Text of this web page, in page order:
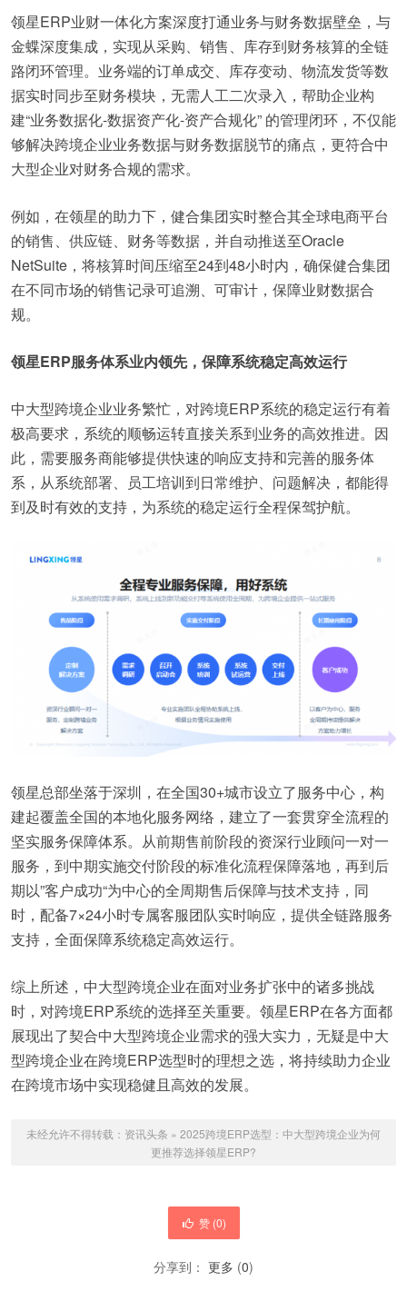
领星ERP业财一体化方案深度打通业务与财务数据壁垒，与
金蝶深度集成，实现从采购、销售、库存到财务核算的全链
路闭环管理。业务端的订单成交、库存变动、物流发货等数
据实时同步至财务模块，无需人工二次录入，帮助企业构
建“业务数据化-数据资产化-资产合规化” 的管理闭环，不仅能
够解决跨境企业业务数据与财务数据脱节的痛点，更符合中
大型企业对财务合规的需求。
例如，在领星的助力下，健合集团实时整合其全球电商平台
的销售、供应链、财务等数据，并自动推送至Oracle
NetSuite，将核算时间压缩至24到48小时内，确保健合集团
在不同市场的销售记录可追溯、可审计，保障业财数据合
规。
领星ERP服务体系业内领先，保障系统稳定高效运行
中大型跨境企业业务繁忙，对跨境ERP系统的稳定运行有着
极高要求，系统的顺畅运转直接关系到业务的高效推进。因
此，需要服务商能够提供快速的响应支持和完善的服务体
系，从系统部署、员工培训到日常维护、问题解决，都能得
到及时有效的支持，为系统的稳定运行全程保驾护航。
领星总部坐落于深圳，在全国30+城市设立了服务中心，构
建起覆盖全国的本地化服务网络，建立了一套贯穿全流程的
坚实服务保障体系。从前期售前阶段的资深行业顾问一对一
服务，到中期实施交付阶段的标准化流程保障落地，再到后
期以”客户成功“为中心的全周期售后保障与技术支持，同
时，配备7×24小时专属客服团队实时响应，提供全链路服务
支持，全面保障系统稳定高效运行。
综上所述，中大型跨境企业在面对业务扩张中的诸多挑战
时，对跨境ERP系统的选择至关重要。领星ERP在各方面都
展现出了契合中大型跨境企业需求的强大实力，无疑是中大
型跨境企业在跨境ERP选型时的理想之选，将持续助力企业
在跨境市场中实现稳健且高效的发展。
未经允许不得转载： 资讯头条 » 2025跨境ERP选型：中大型跨境企业为何
更推荐选择领星ERP?
赞 (0)
分享到： 更多 (0)